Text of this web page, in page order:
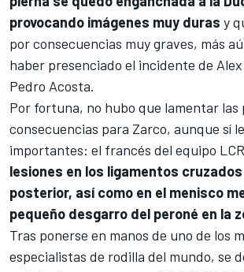
provocando imágenes muy duras y
por consecuencias muy graves, más
haber presenciado el incidente de
Pedro Acosta.
Por fortuna, no hubo que lamentar las
consecuencias para Zarco, aunque sí
importantes: el francés del equipo LCR
lesiones en los ligamentos
posterior, así como en el menisco
pequeño desgarro del peroné en la
Tras ponerse en manos de uno de los
especialistas de rodilla del mundo, se